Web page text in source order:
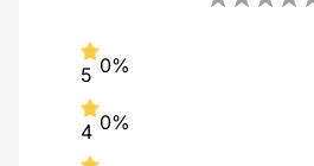
5 0%
4 0%